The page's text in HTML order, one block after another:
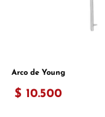
Arco de Young
$ 10.500